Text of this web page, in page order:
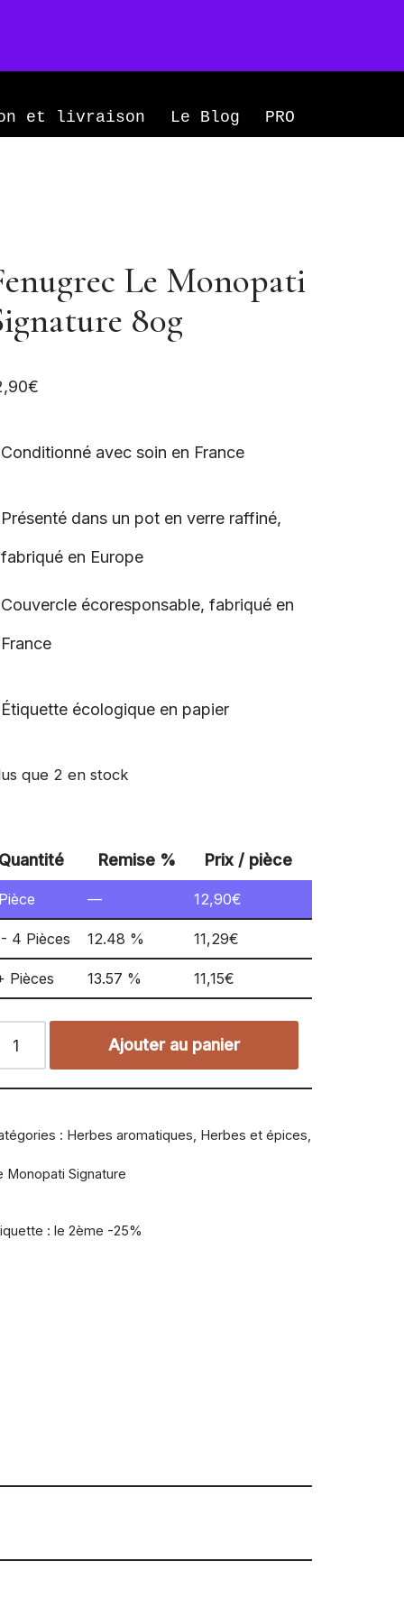
et livraison Le Blog PRO
Le Monopati
80g
€
Conditionné avec soin en France
Présenté dans un pot en verre raffiné,
fabriqué en Europe
Couvercle écoresponsable, fabriqué en
France
Étiquette écologique en papier
que 2 en stock
Remise % Prix / pièce
— 12,90€
4 Pièces 12.48 % 11,29€
Pièces 13.57 % 11,15€
Ajouter au panier
: Herbes aromatiques, Herbes et épices,
Monopati Signature
: le 2ème -25%